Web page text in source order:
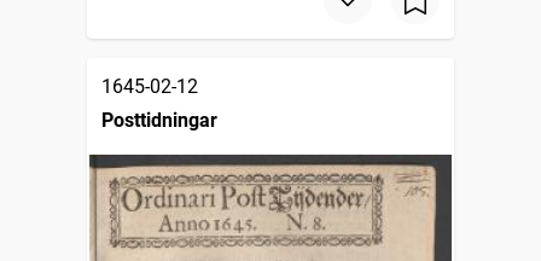
1645-02-12
Posttidningar